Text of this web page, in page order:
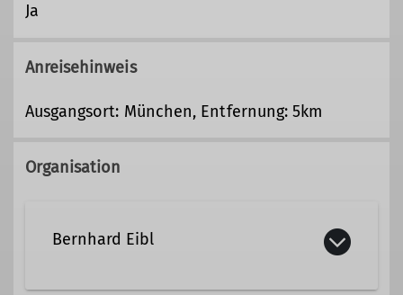
Ja
Anreisehinweis
Ausgangsort: München, Entfernung: 5km
Organisation
Bernhard Eibl